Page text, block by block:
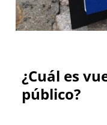
¿Cuál es
público?